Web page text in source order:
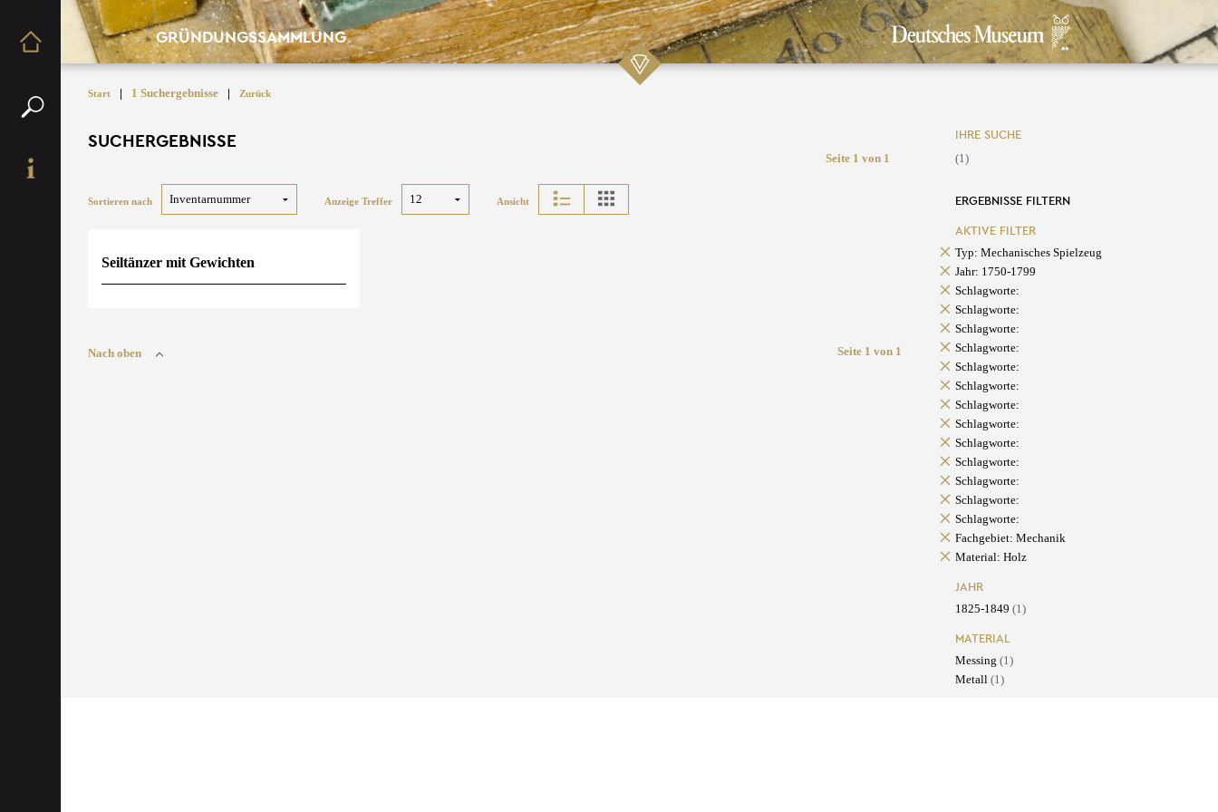
GRÜNDUNGSSAMMLUNG
Start | 1 Suchergebnisse | Zurück
SUCHERGEBNISSE
Seite 1 von 1
Sortieren nach Anzeige Treffer Ansicht
Seiltänzer mit Gewichten
Nach oben Seite 1 von 1
IHRE SUCHE
(1)
ERGEBNISSE FILTERN
AKTIVE FILTER
Typ: Mechanisches Spielzeug
Jahr: 1750-1799
Schlagworte:
Schlagworte:
Schlagworte:
Schlagworte:
Schlagworte:
Schlagworte:
Schlagworte:
Schlagworte:
Schlagworte:
Schlagworte:
Schlagworte:
Schlagworte:
Schlagworte:
Fachgebiet: Mechanik
Material: Holz
JAHR
1825-1849 (1)
MATERIAL
Messing (1)
Metall (1)